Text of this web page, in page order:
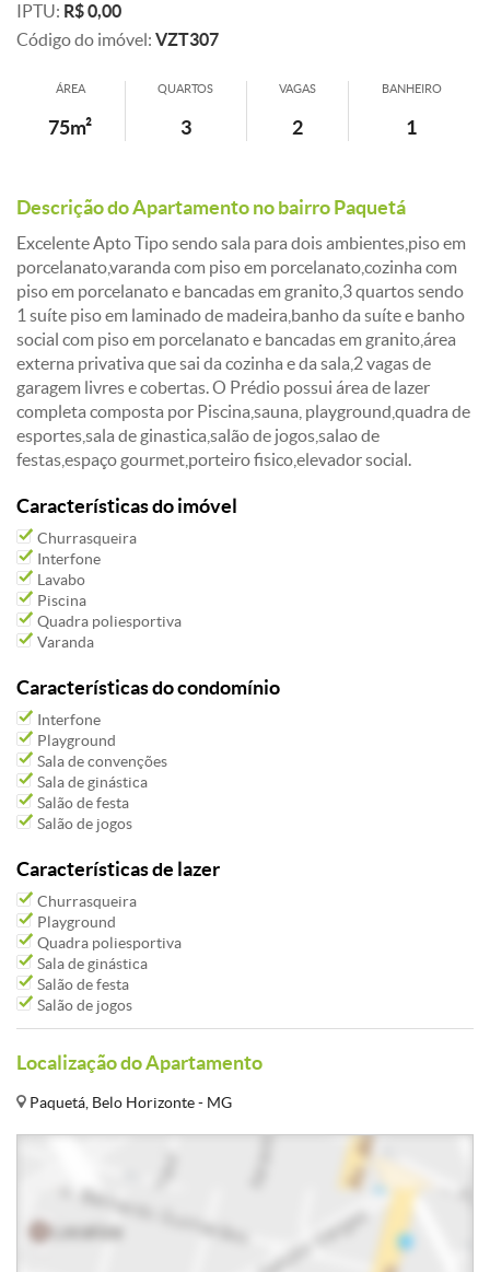
IPTU: R$ 0,00
Código do imóvel: VZT307
ÁREA
75m²
QUARTOS
3
VAGAS
2
BANHEIRO
1
Descrição do Apartamento no bairro Paquetá
Excelente Apto Tipo sendo sala para dois ambientes,piso em
porcelanato,varanda com piso em porcelanato,cozinha com
piso em porcelanato e bancadas em granito,3 quartos sendo
1 suíte piso em laminado de madeira,banho da suíte e banho
social com piso em porcelanato e bancadas em granito,área
externa privativa que sai da cozinha e da sala,2 vagas de
garagem livres e cobertas. O Prédio possui área de lazer
completa composta por Piscina,sauna, playground,quadra de
esportes,sala de ginastica,salão de jogos,salao de
festas,espaço gourmet,porteiro fisico,elevador social.
Características do imóvel
Churrasqueira
Interfone
Lavabo
Piscina
Quadra poliesportiva
Varanda
Características do condomínio
Interfone
Playground
Sala de convenções
Sala de ginástica
Salão de festa
Salão de jogos
Características de lazer
Churrasqueira
Playground
Quadra poliesportiva
Sala de ginástica
Salão de festa
Salão de jogos
Localização do Apartamento
Paquetá, Belo Horizonte - MG